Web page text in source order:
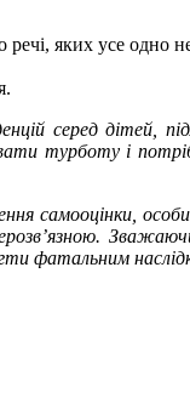
речі, яких усе одно
серед дітей,
турботу і
самооцінки,
фатальним